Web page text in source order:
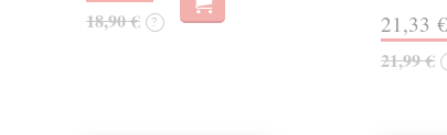
18,90 € ? 21,33 €
21,99 €